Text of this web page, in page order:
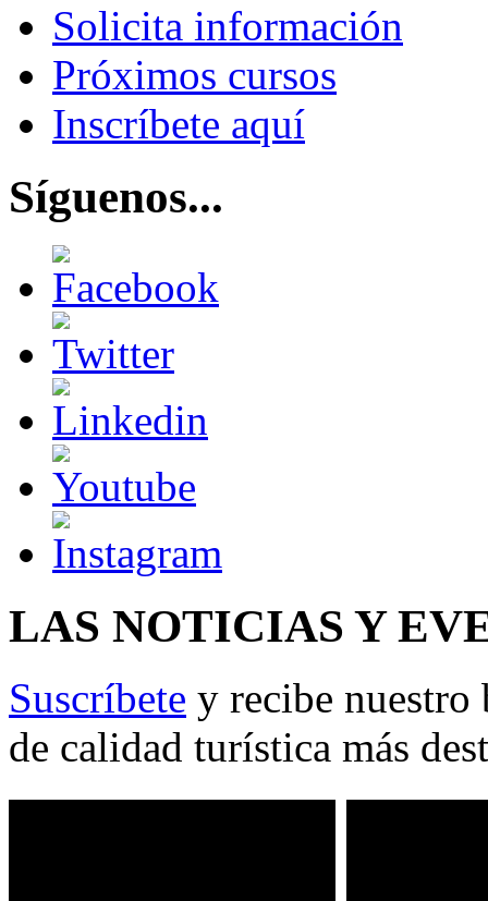
Solicita información
Próximos cursos
Inscríbete aquí
Síguenos...
LAS NOTICIAS Y
Suscríbete y recibe nuestro
de calidad turística más